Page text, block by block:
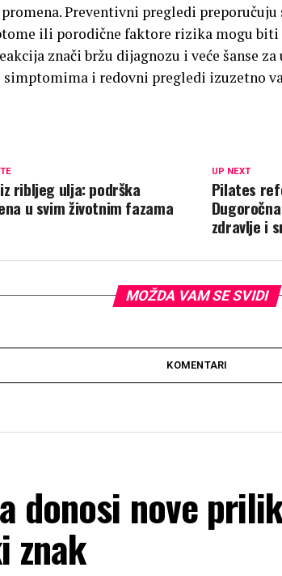
Preventivni pregledi preporučuju
ili porodične faktore rizika mogu
znači bržu dijagnozu i veće šanse za
i redovni pregledi izuzetno
UP NEXT
Pilates
zdravlje i
ribljeg ulja: podrška
u svim životnim fazama
MOŽDA VAM SE SVIDI
KOMENTARI
donosi nove
znak